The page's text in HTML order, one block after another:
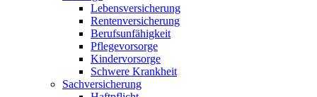
Lebensversicherung
Rentenversicherung
Berufsunfähigkeit
Pflegevorsorge
Kindervorsorge
Schwere Krankheit
Sachversicherung